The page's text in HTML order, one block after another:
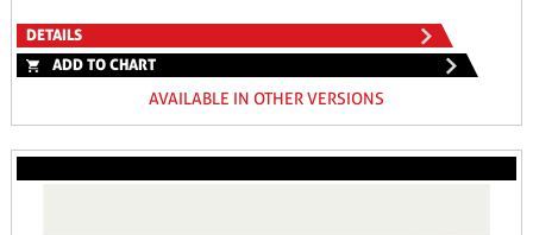
DETAILS
ADD TO CHART
AVAILABLE IN OTHER VERSIONS